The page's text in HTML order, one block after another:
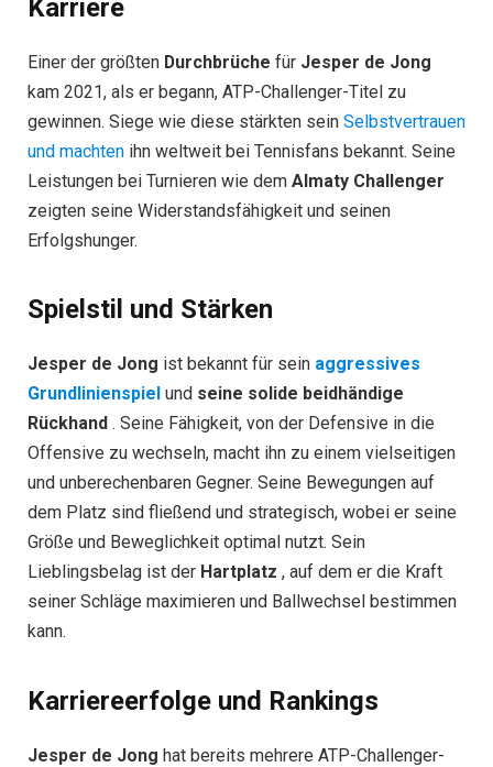
Karriere
Einer der größten Durchbrüche für Jesper de Jong
kam 2021, als er begann, ATP-Challenger-Titel zu
gewinnen. Siege wie diese stärkten sein Selbstvertrauen
und machten ihn weltweit bei Tennisfans bekannt. Seine
Leistungen bei Turnieren wie dem Almaty Challenger
zeigten seine Widerstandsfähigkeit und seinen
Erfolgshunger.
Spielstil und Stärken
Jesper de Jong ist bekannt für sein aggressives
Grundlinienspiel und seine solide beidhändige
Rückhand . Seine Fähigkeit, von der Defensive in die
Offensive zu wechseln, macht ihn zu einem vielseitigen
und unberechenbaren Gegner. Seine Bewegungen auf
dem Platz sind fließend und strategisch, wobei er seine
Größe und Beweglichkeit optimal nutzt. Sein
Lieblingsbelag ist der Hartplatz , auf dem er die Kraft
seiner Schläge maximieren und Ballwechsel bestimmen
kann.
Karriereerfolge und Rankings
Jesper de Jong hat bereits mehrere ATP-Challenger-